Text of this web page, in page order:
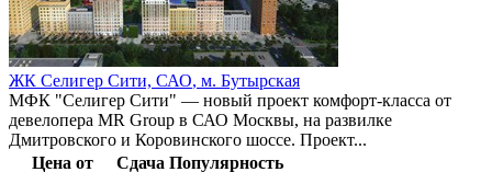
ЖК Селигер Сити, САО, м. Бутырская
МФК "Селигер Сити" — новый проект комфорт-класса от
девелопера MR Group в САО Москвы, на развилке
Дмитровского и Коровинского шоссе. Проект...
Цена от
Сдача Популярность